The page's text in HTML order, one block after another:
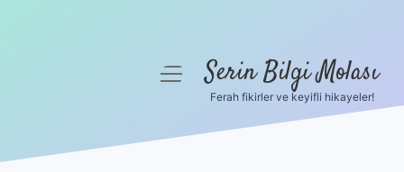
menüyüSerin Bilgi Molası
Ferah fikirler ve keyifli hikayeler!